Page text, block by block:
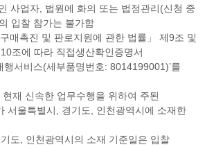
사업자, 법원에 화의 또는 법정관리(신청 중
입찰 참가는 불가함
매촉진 및 판로지원에 관한 법률」 제9조 및
조에 따라 직접생산확인증명서
행서비스(세부품명번호: 8014199001)’를
재 신속한 업무수행을 위하여 주된
서울특별시, 경기도, 인천광역시에 소재한
, 인천광역시의 소재 기준일은 입찰